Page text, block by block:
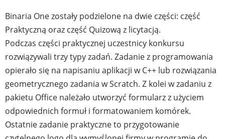
Binaria One zostały podzielone na dwie części: część
Praktyczną oraz część Quizową z licytacją.
Podczas części praktycznej uczestnicy konkursu
rozwiązywali trzy typy zadań. Zadanie z programowania
opierało się na napisaniu aplikacji w C++ lub rozwiązania
geometrycznego zadania w Scratch. Z kolei w zadaniu z
pakietu Office należało utworzyć formularz z użyciem
odpowiednich formuł i formatowaniem komórek.
Ostatnie zadanie praktyczne to przygotowanie